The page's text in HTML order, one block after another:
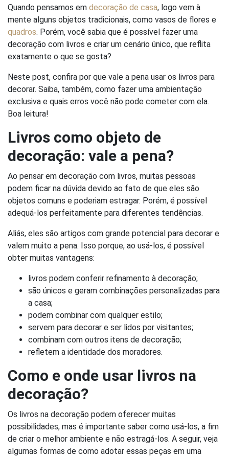
Quando pensamos em decoração de casa, logo vem à
mente alguns objetos tradicionais, como vasos de flores e
quadros. Porém, você sabia que é possível fazer uma
decoração com livros e criar um cenário único, que reflita
exatamente o que se gosta?
Neste post, confira por que vale a pena usar os livros para
decorar. Saiba, também, como fazer uma ambientação
exclusiva e quais erros você não pode cometer com ela.
Boa leitura!
Livros como objeto de
decoração: vale a pena?
Ao pensar em decoração com livros, muitas pessoas
podem ficar na dúvida devido ao fato de que eles são
objetos comuns e poderiam estragar. Porém, é possível
adequá-los perfeitamente para diferentes tendências.
Aliás, eles são artigos com grande potencial para decorar e
valem muito a pena. Isso porque, ao usá-los, é possível
obter muitas vantagens:
livros podem conferir refinamento à decoração;
são únicos e geram combinações personalizadas para
a casa;
podem combinar com qualquer estilo;
servem para decorar e ser lidos por visitantes;
combinam com outros itens de decoração;
refletem a identidade dos moradores.
Como e onde usar livros na
decoração?
Os livros na decoração podem oferecer muitas
possibilidades, mas é importante saber como usá-los, a fim
de criar o melhor ambiente e não estragá-los. A seguir, veja
algumas formas de como adotar essas peças em uma